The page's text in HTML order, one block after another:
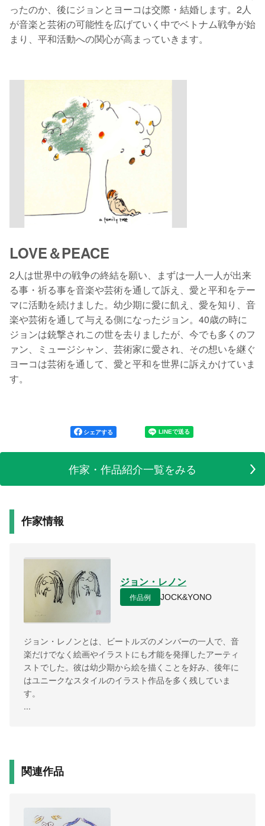
ったのか、後にジョンとヨーコは交際・結婚します。2人
が音楽と芸術の可能性を広げていく中でベトナム戦争が始
まり、平和活動への関心が高まっていきます。
LOVE＆PEACE
2人は世界中の戦争の終結を願い、まずは一人一人が出来
る事・祈る事を音楽や芸術を通して訴え、愛と平和をテー
マに活動を続けました。幼少期に愛に飢え、愛を知り、音
楽や芸術を通して与える側になったジョン。40歳の時に
ジョンは銃撃されこの世を去りましたが、今でも多くのフ
ァン、ミュージシャン、芸術家に愛され、その想いを継ぐ
ヨーコは芸術を通して、愛と平和を世界に訴えかけていま
す。
シェアする
作家・作品紹介一覧をみる
作家情報
ジョン・レノン
作品例 JOCK&YONO
ジョン・レノンとは、ビートルズのメンバーの一人で、音
楽だけでなく絵画やイラストにも才能を発揮したアーティ
ストでした。彼は幼少期から絵を描くことを好み、後年に
はユニークなスタイルのイラスト作品を多く残していま
す。
...
関連作品